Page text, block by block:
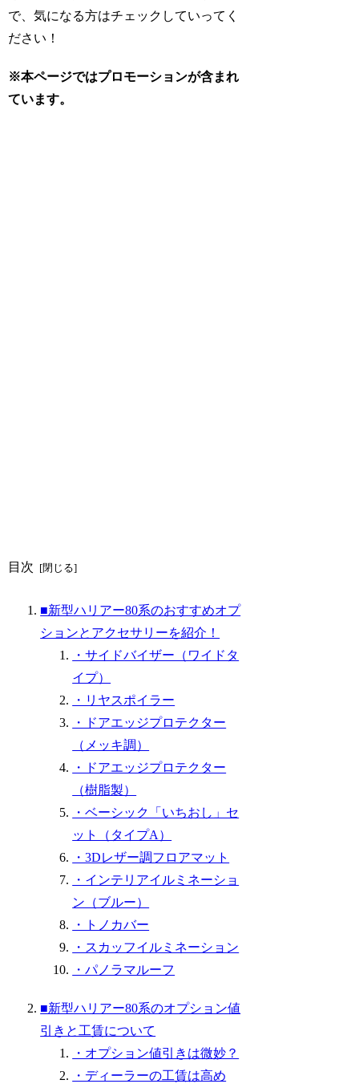
で、気になる方はチェックしていってく
ださい！
※本ページではプロモーションが含まれ
ています。
目次
■新型ハリアー80系のおすすめオプ
ションとアクセサリーを紹介！
・サイドバイザー（ワイドタ
イプ）
・リヤスポイラー
・ドアエッジプロテクター
（メッキ調）
・ドアエッジプロテクター
（樹脂製）
・ベーシック「いちおし」セ
ット（タイプA）
・3Dレザー調フロアマット
・インテリアイルミネーショ
ン（ブルー）
・トノカバー
・スカッフイルミネーション
・パノラマルーフ
■新型ハリアー80系のオプション値
引きと工賃について
・オプション値引きは微妙？
・ディーラーの工賃は高め